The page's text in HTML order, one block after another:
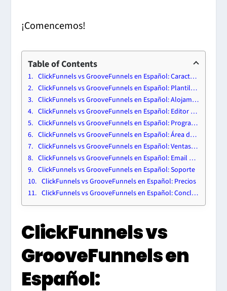
¡Comencemos!
Table of Contents
ClickFunnels vs GrooveFunnels en Español: Características
ClickFunnels vs GrooveFunnels en Español: Plantillas
ClickFunnels vs GrooveFunnels en Español: Alojamiento de Video
ClickFunnels vs GrooveFunnels en Español: Editor de Sitio Web
ClickFunnels vs GrooveFunnels en Español: Programa de Afiliados
ClickFunnels vs GrooveFunnels en Español: Área de Membresía
ClickFunnels vs GrooveFunnels en Español: Ventas y Pagos
ClickFunnels vs GrooveFunnels en Español: Email Marketing
ClickFunnels vs GrooveFunnels en Español: Soporte
ClickFunnels vs GrooveFunnels en Español: Precios
ClickFunnels vs GrooveFunnels en Español: Conclusiones
ClickFunnels vs
GrooveFunnels en
Español: